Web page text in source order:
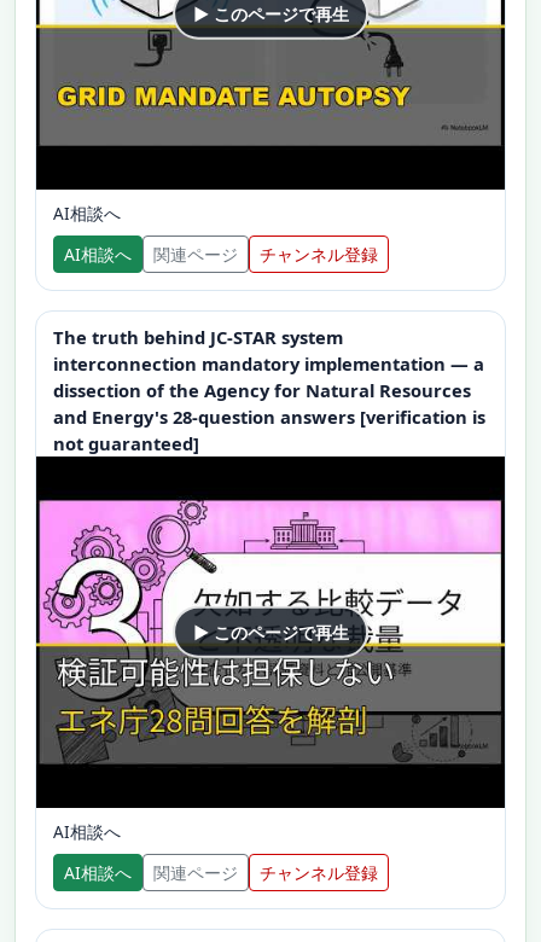
▶ このページで再生
AI相談へ
AI相談へ
関連ページ チャンネル登録
The truth behind JC-STAR system
interconnection mandatory implementation — a
dissection of the Agency for Natural Resources
and Energy's 28-question answers [verification is
not guaranteed]
▶ このページで再生
AI相談へ
AI相談へ
関連ページ チャンネル登録